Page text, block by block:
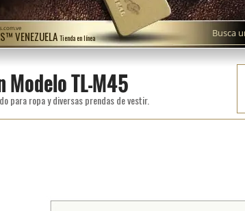
VENEZUELA Tienda en línea
Modelo TL-M45
para ropa y diversas prendas de vestir.